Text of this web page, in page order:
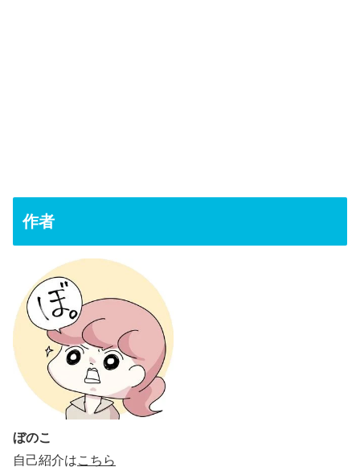
作者
ぼのこ
自己紹介はこちら